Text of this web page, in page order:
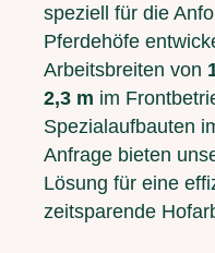
speziell für die
Pferdehöfe
Arbeitsbreiten von
2,3 m im
Spezialaufbauten
Anfrage bieten
Lösung für eine
zeitsparende